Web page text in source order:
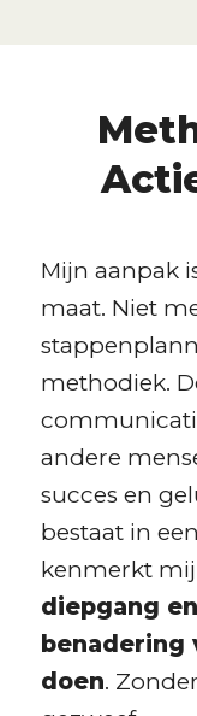
Mijn aanpak
maat. Niet
methodiek.
andere
succes en
bestaat in
kenmerkt
diepgang
benadering
doen.